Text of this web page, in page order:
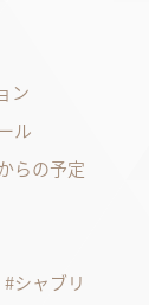
ン
ル
らの予定
シャブリ